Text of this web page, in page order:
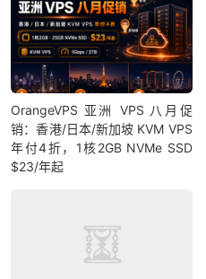
OrangeVPS 亚洲 VPS 八月促
销：香港/日本/新加坡 KVM VPS
年付4折，1核2GB NVMe SSD
$23/年起